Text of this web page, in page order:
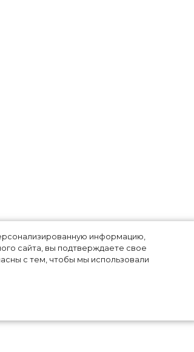
информацию,
сайта, вы подтверждаете свое
с тем, чтобы мы использовали